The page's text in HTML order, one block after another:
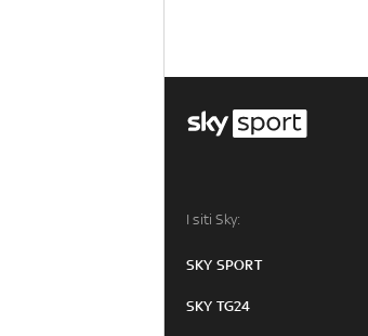
I siti Sky:
SKY SPORT
SKY TG24